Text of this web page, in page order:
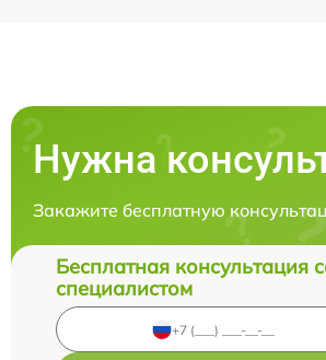
Нужна
Закажите бесплатную
Бесплатная консультация
специалистом